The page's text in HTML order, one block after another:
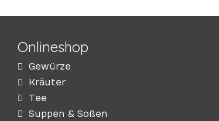
Onlineshop
Gewürze
Kräuter
Tee
Suppen & Soßen